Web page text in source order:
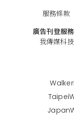
服務條款
廣告刊登服
我傳媒科